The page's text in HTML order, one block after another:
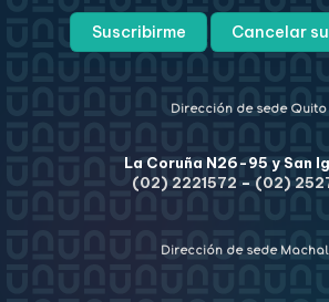
Dirección de sede Quito
La Coruña N26-95 y San
(02) 2221572 – (02)
Dirección de sede